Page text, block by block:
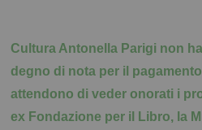
Cultura Antonella Parigi non
degno di nota per il
attendono di veder onorati i
ex Fondazione per il Libro, la